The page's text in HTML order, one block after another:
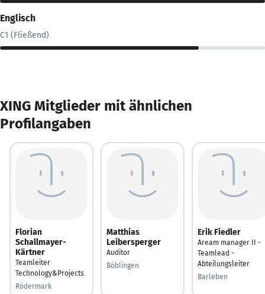
Englisch
C1 (Fließend)
XING Mitglieder mit ähnlichen
Profilangaben
Florian
Schallmayer-
Kärtner
Teamleiter
Technology&Projects
Rödermark
Matthias
Leibersperger
Auditor
Böblingen
Erik Fiedler
Aream manager II -
Teamlead -
Abteilungsleiter
Barleben